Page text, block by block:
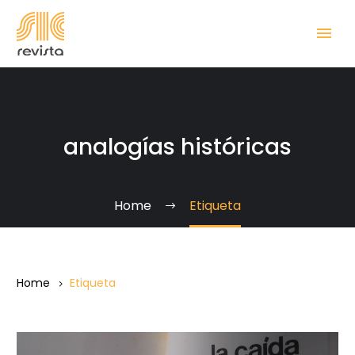
analogías históricas
Home Etiqueta
Home Etiqueta